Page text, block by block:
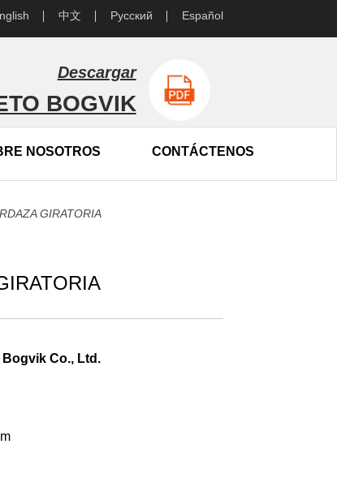
中文 Русский Español
Descargar
BOGVIK
NOSOTROS CONTÁCTENOS
GIRATORIA
Bogvik Co., Ltd.